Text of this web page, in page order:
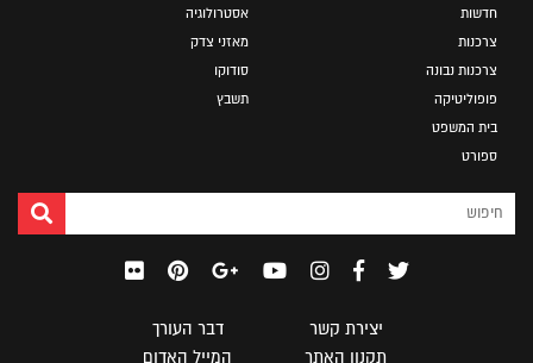
חדשות
צרכנות
צרכנות נבונה
פופוליטיקה
בית המשפט
ספורט
אסטרולוגיה
מאזני צדק
סודוקו
תשבץ
יצירת קשר
דבר העורך
תקנון האתר
המייל האדום